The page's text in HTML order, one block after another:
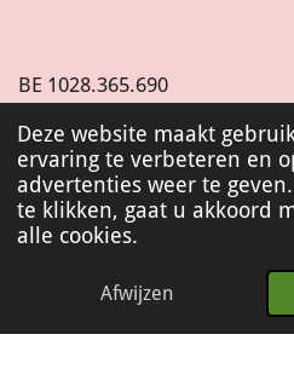
Deze website maakt
ervaring te verbeteren en
advertenties weer te geven.
te klikken, gaat u akkoord
alle cookies.
Afwijzen
BE 1028.365.690
I
n
s
t
a